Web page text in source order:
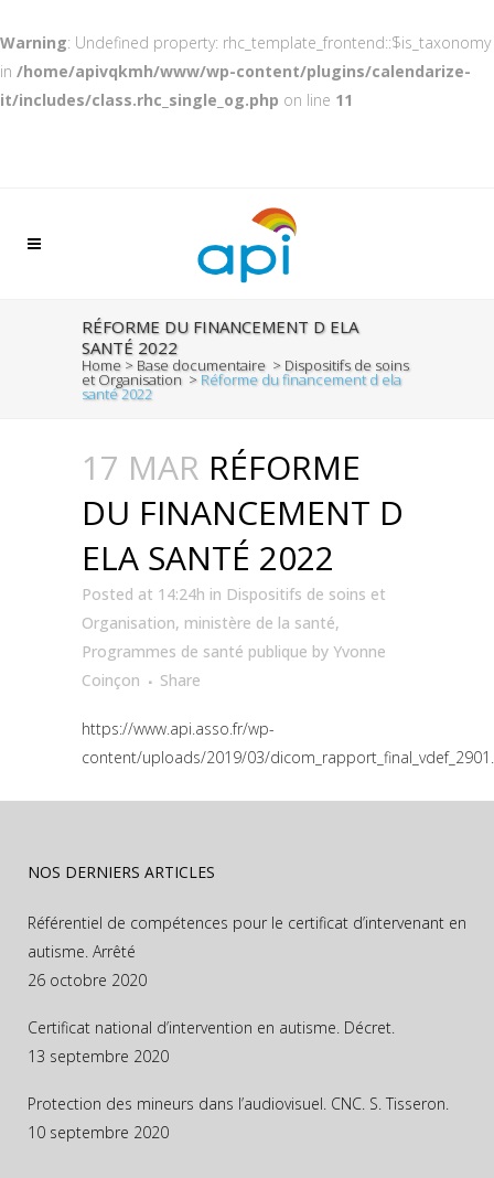
Warning: Undefined property: rhc_template_frontend::$is_taxonomy
in /home/apivqkmh/www/wp-content/plugins/calendarize-
it/includes/class.rhc_single_og.php on line 11
RÉFORME DU FINANCEMENT D ELA
SANTÉ 2022
Home > Base documentaire > Dispositifs de soins
et Organisation > Réforme du financement d ela
santé 2022
17 MAR RÉFORME
DU FINANCEMENT D
ELA SANTÉ 2022
Posted at 14:24h in Dispositifs de soins et
Organisation, ministère de la santé,
Programmes de santé publique by Yvonne
Coinçon
Share
https://www.api.asso.fr/wp-
content/uploads/2019/03/
NOS DERNIERS ARTICLES
Référentiel de compétences pour le certificat d’intervenant en
autisme. Arrêté
26 octobre 2020
Certificat national d’intervention en autisme. Décret.
13 septembre 2020
Protection des mineurs dans l’audiovisuel. CNC. S. Tisseron.
10 septembre 2020